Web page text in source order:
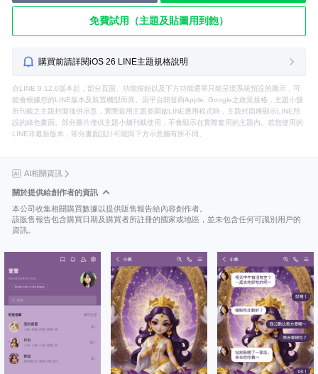
免費試用（主題及貼圖用到飽）
購買前請詳閱iOS 26 LINE主題規格說明
自LINE 9.12.0版本起，部分頁面、功能按鈕以及下方功能選單只能呈現系統預設的圖示，可
能會根據您的LINE版本及裝置機型而異。因平台開發商Apple, Google之政策規格，主題小舖
所刊載之主題封面僅供示意，實際套用主題並開啟LINE應用程式時，主題封面將顯示LINE預
設的綠色畫面。部分圖片僅供主題小舖刊載使用，不會顯示在實際套用的主題內。若您使用的
LINE非最新版本，部分畫面設計可能與下方示意圖有所不同。
AI相關資訊
關於提供給創作者的資訊
本公司收集相關購買數據以提供販售報告給內容創作者。
該販售報告包含購買日期及購買者所註冊的國家或地區，並未包含任何可識別用戶的
資訊。